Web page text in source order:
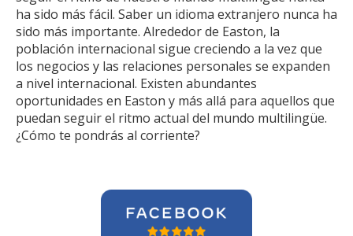
ha sido más fácil. Saber un idioma extranjero nunca ha
sido más importante. Alrededor de Easton, la
población internacional sigue creciendo a la vez que
los negocios y las relaciones personales se expanden
a nivel internacional. Existen abundantes
oportunidades en Easton y más allá para aquellos que
puedan seguir el ritmo actual del mundo multilingüe.
¿Cómo te pondrás al corriente?